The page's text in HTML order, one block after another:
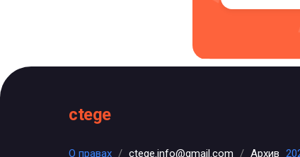
ctege
О правах / ctege.info@gmail.com / Архив